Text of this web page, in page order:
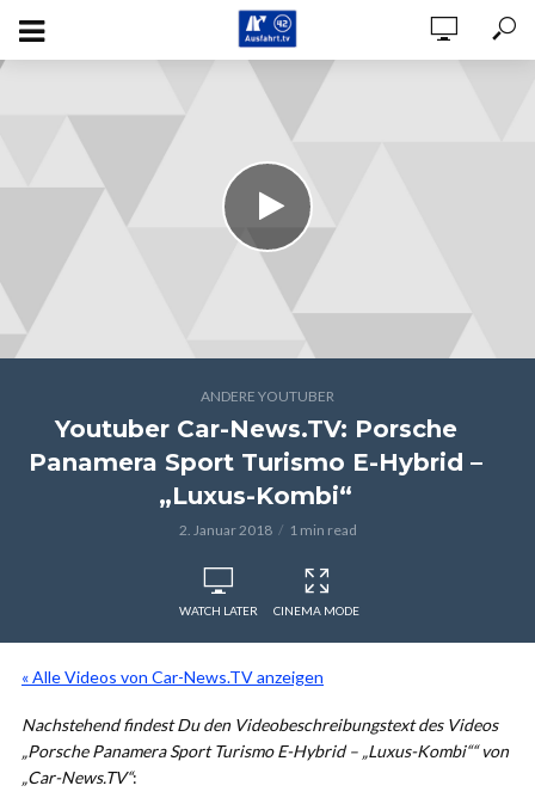
ANDERE YOUTUBER
Youtuber Car-News.TV: Porsche
Panamera Sport Turismo E-Hybrid –
„Luxus-Kombi“
2. Januar 2018 1 min read
WATCH LATER CINEMA MODE
« Alle Videos von Car-News.TV anzeigen
Nachstehend findest Du den Videobeschreibungstext des Videos
„Porsche Panamera Sport Turismo E-Hybrid – „Luxus-Kombi““ von
„Car-News.TV“: